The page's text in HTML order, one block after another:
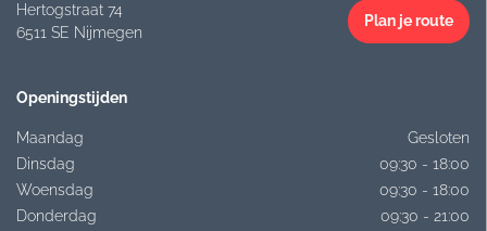
Hertogstraat 74
6511 SE Nijmegen
Plan je route
Openingstijden
Maandag
Gesloten
Dinsdag
09:30 - 18:00
Woensdag
09:30 - 18:00
Donderdag
09:30 - 21:00